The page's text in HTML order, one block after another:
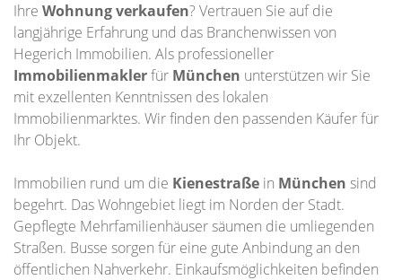
Ihre Wohnungverkaufen? Vertrauen Sie auf die
langjährige Erfahrung und das Branchenwissen von
Hegerich Immobilien. Als professioneller
Immobilienmaklerfür München unterstützen wir Sie
mit exzellenten Kenntnissen des lokalen
Immobilienmarktes. Wir finden den passenden Käufer für
Ihr Objekt.
Immobilien rund um die Kienestraße in München sind
begehrt. Das Wohngebiet liegt im Norden der Stadt.
Gepflegte Mehrfamilienhäuser säumen die umliegenden
Straßen. Busse sorgen für eine gute Anbindung an den
öffentlichen Nahverkehr. Einkaufsmöglichkeiten befinden